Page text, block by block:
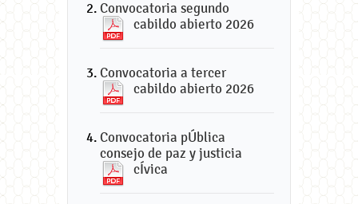
Convocatoria segundo
cabildo abierto 2026
Convocatoria a tercer
cabildo abierto 2026
Convocatoria pÚblica
consejo de paz y justicia
cÍvica